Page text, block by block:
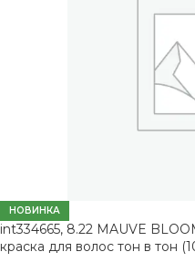
НОВИНКА
int334665, 8.22 MAUVE
краска для волос тон в тон